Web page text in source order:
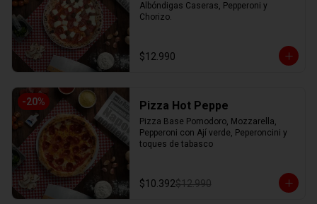
Albóndigas Caseras, Pepperoni y
Chorizo.
$12.990
-20% Pizza Hot Peppe
Pizza Base Pomodoro, Mozzarella,
Pepperoni con Ají verde, Peperoncini y
toques de tabasco
$10.392$12.990